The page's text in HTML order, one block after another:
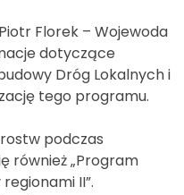
Florek – Wojewoda
dotyczące
Dróg Lokalnych i
tego programu.
podczas
również „Program
II”.